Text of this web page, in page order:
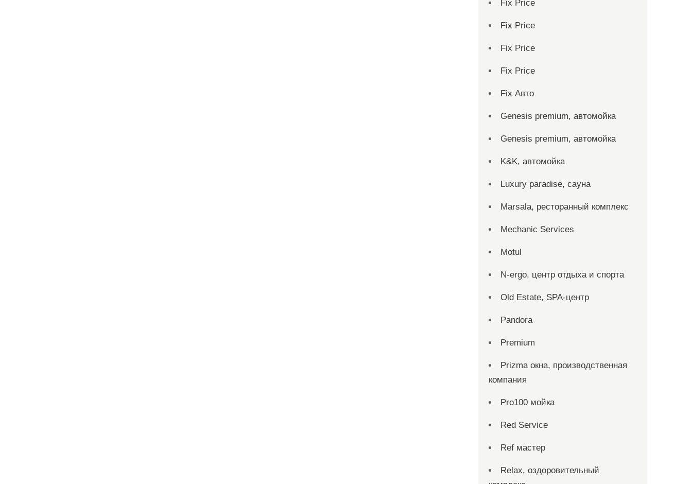
Fix Price
Fix Price
Fix Price
Fix Price
Fix Авто
Genesis premium, автомойка
Genesis premium, автомойка
K&K, автомойка
Luxury paradise, сауна
Marsala, ресторанный комплекс
Mechanic Services
Motul
N-ergo, центр отдыха и спорта
Old Estate, SPA-центр
Pandora
Premium
Prizma окна, производственная
компания
Pro100 мойка
Red Service
Ref мастер
Relax, оздоровительный